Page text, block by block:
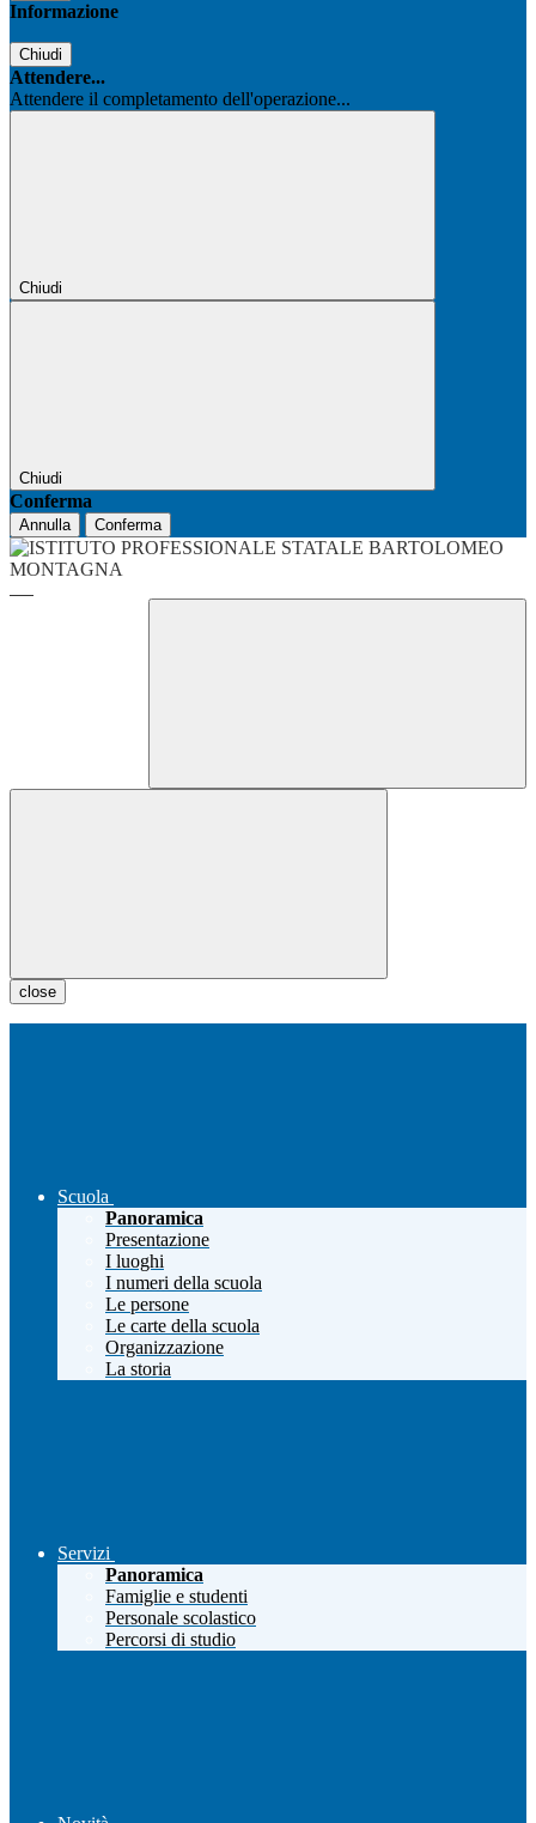
Informazione
Chiudi
Attendere...
Attendere il completamento dell'operazione...
Chiudi
Chiudi
Conferma
Annulla Conferma
close
Scuola
Panoramica
Presentazione
I luoghi
I numeri della scuola
Le persone
Le carte della scuola
Organizzazione
La storia
Servizi
Panoramica
Famiglie e studenti
Personale scolastico
Percorsi di studio